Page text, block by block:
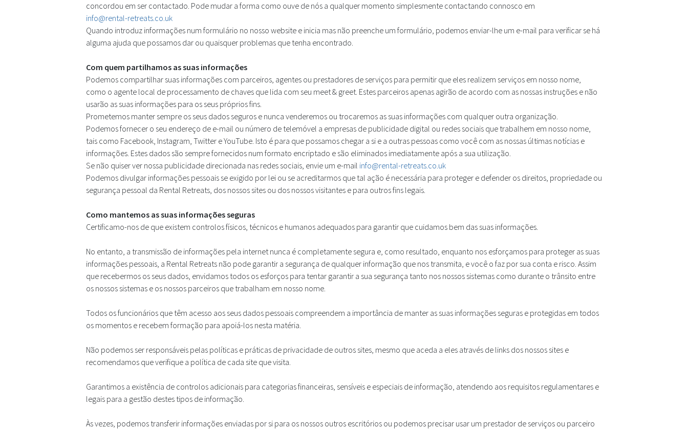
concordou em ser contactado. Pode mudar a forma como ouve de nós a qualquer momento simplesmente contactando connosco em
info@rental-retreats.co.uk
Quando introduz informações num formulário no nosso website e inicia mas não preenche um formulário, podemos enviar-lhe um e-mail para verificar se há
alguma ajuda que possamos dar ou quaisquer problemas que tenha encontrado.
Com quem partilhamos as suas informações
Podemos compartilhar suas informações com parceiros, agentes ou prestadores de serviços para permitir que eles realizem serviços em nosso nome,
como o agente local de processamento de chaves que lida com seu meet & greet. Estes parceiros apenas agirão de acordo com as nossas instruções e não
usarão as suas informações para os seus próprios fins.
Prometemos manter sempre os seus dados seguros e nunca venderemos ou trocaremos as suas informações com qualquer outra organização.
Podemos fornecer o seu endereço de e-mail ou número de telemóvel a empresas de publicidade digital ou redes sociais que trabalhem em nosso nome,
tais como Facebook, Instagram, Twitter e YouTube. Isto é para que possamos chegar a si e a outras pessoas como você com as nossas últimas notícias e
informações. Estes dados são sempre fornecidos num formato encriptado e são eliminados imediatamente após a sua utilização.
Se não quiser ver nossa publicidade direcionada nas redes sociais, envie um e-mail info@rental-retreats.co.uk
Podemos divulgar informações pessoais se exigido por lei ou se acreditarmos que tal ação é necessária para proteger e defender os direitos, propriedade ou
segurança pessoal da Rental Retreats, dos nossos sites ou dos nossos visitantes e para outros fins legais.
Como mantemos as suas informações seguras
Certificamo-nos de que existem controlos físicos, técnicos e humanos adequados para garantir que cuidamos bem das suas informações.
No entanto, a transmissão de informações pela internet nunca é completamente segura e, como resultado, enquanto nos esforçamos para proteger as suas
informações pessoais, a Rental Retreats não pode garantir a segurança de qualquer informação que nos transmita, e você o faz por sua conta e risco. Assim
que recebermos os seus dados, envidamos todos os esforços para tentar garantir a sua segurança tanto nos nossos sistemas como durante o trânsito entre
os nossos sistemas e os nossos parceiros que trabalham em nosso nome.
Todos os funcionários que têm acesso aos seus dados pessoais compreendem a importância de manter as suas informações seguras e protegidas em todos
os momentos e recebem formação para apoiá-los nesta matéria.
Não podemos ser responsáveis pelas políticas e práticas de privacidade de outros sites, mesmo que aceda a eles através de links dos nossos sites e
recomendamos que verifique a política de cada site que visita.
Garantimos a existência de controlos adicionais para categorias financeiras, sensíveis e especiais de informação, atendendo aos requisitos regulamentares e
legais para a gestão destes tipos de informação.
Às vezes, podemos transferir informações enviadas por si para os nossos outros escritórios ou podemos precisar usar um prestador de serviços ou parceiro